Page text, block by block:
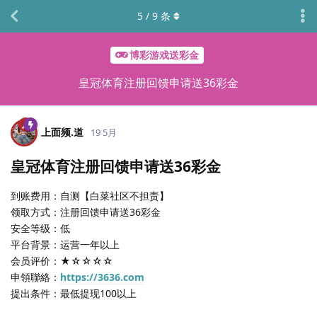
博彩游戏送彩金
皇冠体育注册回馈申请送36彩金
5 / 9 条
上面频.​道 19 5月
皇冠体育注册回馈申请送36彩金
到账费用：自测【白菜社区不担责】
领取方式：注册回馈申请送36彩金
安全等级：低
平台背景：运营一年以上
会员评价：★☆☆☆☆
申領聯絡： https://3636.com
提出条件：最低提现100以上